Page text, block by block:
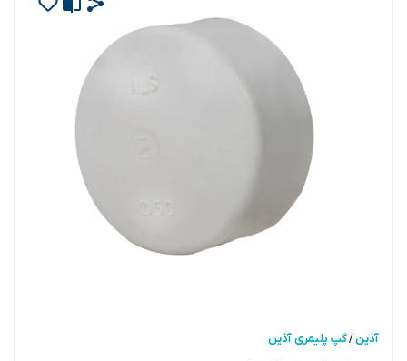
آذین/گپ پلیمری آذین